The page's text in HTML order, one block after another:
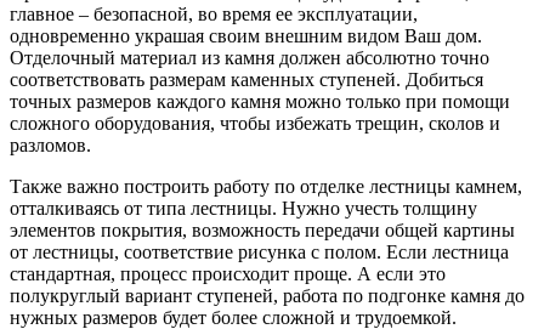
главное – безопасной, во время ее эксплуатации,
одновременно украшая своим внешним видом Ваш дом.
Отделочный материал из камня должен абсолютно точно
соответствовать размерам каменных ступеней. Добиться
точных размеров каждого камня можно только при помощи
сложного оборудования, чтобы избежать трещин, сколов и
разломов.
Также важно построить работу по отделке лестницы камнем,
отталкиваясь от типа лестницы. Нужно учесть толщину
элементов покрытия, возможность передачи общей картины
от лестницы, соответствие рисунка с полом. Если лестница
стандартная, процесс происходит проще. А если это
полукруглый вариант ступеней, работа по подгонке камня до
нужных размеров будет более сложной и трудоемкой.